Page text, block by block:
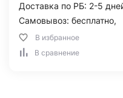
Доставка по РБ: 2-5
Самовывоз: бесплатно,
В избранное
В сравнение